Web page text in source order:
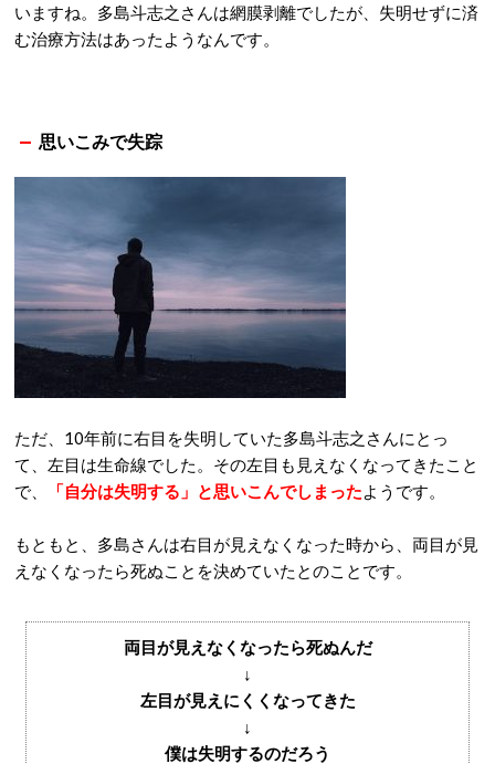
いますね。多島斗志之さんは網膜剥離でしたが、失明せずに済
む治療方法はあったようなんです。
思いこみで失踪
ただ、10年前に右目を失明していた多島斗志之さんにとっ
て、左目は生命線でした。その左目も見えなくなってきたこと
で、
「自分は失明する」と思いこんでしまった ようです。
もともと、多島さんは右目が見えなくなった時から、両目が見
えなくなったら死ぬことを決めていたとのことです。
両目が見えなくなったら死ぬんだ
↓
左目が見えにくくなってきた
↓
僕は失明するのだろう